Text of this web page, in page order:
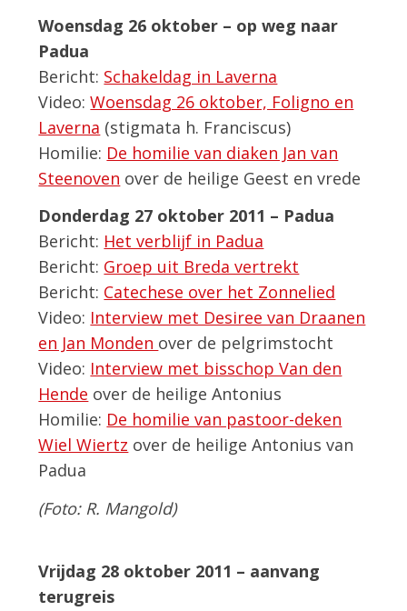
Woensdag 26 oktober – op weg naar
Padua
Bericht: Schakeldag in Laverna
Video:Woensdag 26 oktober, Foligno en
Laverna (stigmata h. Franciscus)
Homilie: De homilie van diaken Jan van
Steenoven over de heilige Geest en vrede
Donderdag 27 oktober 2011 – Padua
Bericht: Het verblijf in Padua
Bericht: Groep uit Breda vertrekt
Bericht: Catechese over het Zonnelied
Video: Interview met Desiree van Draanen
en Jan Monden over de pelgrimstocht
Video: Interview met bisschop Van den
Hende over de heilige Antonius
Homilie: De homilie van pastoor-deken
Wiel Wiertz over de heilige Antonius van
Padua
(Foto: R. Mangold)
Vrijdag 28 oktober 2011 – aanvang
terugreis